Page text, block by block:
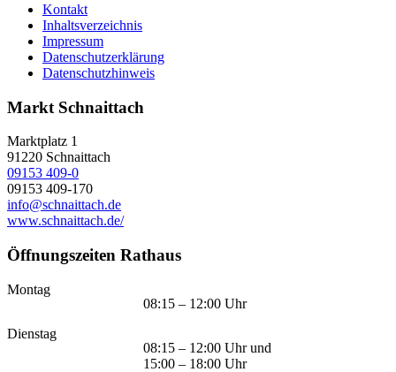
Kontakt
Inhaltsverzeichnis
Impressum
Datenschutzerklärung
Datenschutzhinweis
Markt Schnaittach
Marktplatz 1
91220 Schnaittach
09153 409-0
09153 409-170
info@schnaittach.de
www.schnaittach.de/
Öffnungszeiten Rathaus
Montag
08:15 – 12:00 Uhr
Dienstag
08:15 – 12:00 Uhr und
15:00 – 18:00 Uhr